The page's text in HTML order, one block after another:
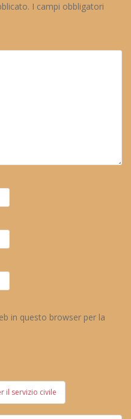
I campi obbligatori
in questo browser per la
il servizio civile